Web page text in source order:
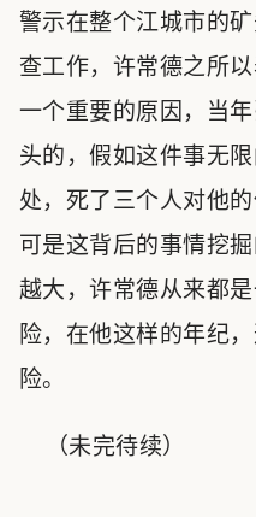
警示在整个江城市的
查工作，许常德之所
一个重要的原因，当
头的，假如这件事无
处，死了三个人对他
可是这背后的事情挖
越大，许常德从来都
险，在他这样的年纪
险。
（未完待续）